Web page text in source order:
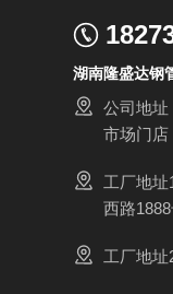
湖南隆盛达钢
公司地
市场门店
工厂地
西路
工厂地址